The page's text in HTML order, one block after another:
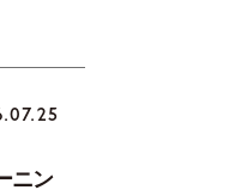
ニン